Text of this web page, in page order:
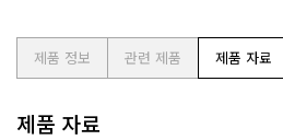
제품 정보 관련 제품 제품 자료
제품 자료